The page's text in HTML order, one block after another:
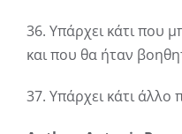
36. Υπάρχει κάτι που
και που θα ήταν
37. Υπάρχει κάτι άλλο